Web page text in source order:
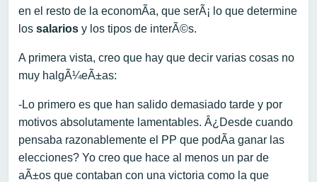
en el resto de la economÃ­a, que serÃ¡ lo que determine
los salarios y los tipos de interÃ©s.
A primera vista, creo que hay que decir varias cosas no
muy halgÃ¼eÃ±as:
-Lo primero es que han salido demasiado tarde y por
motivos absolutamente lamentables. Â¿Desde cuando
pensaba razonablemente el PP que podÃ­a ganar las
elecciones? Yo creo que hace al menos un par de
aÃ±os que contaban con una victoria como la que